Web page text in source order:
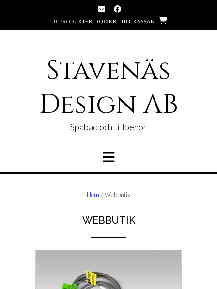
0 PRODUKTER - 0,00 KR TILL KASSAN
Stavenäs
Design AB
Spabad och tillbehör
Hem / Webbutik
WEBBUTIK